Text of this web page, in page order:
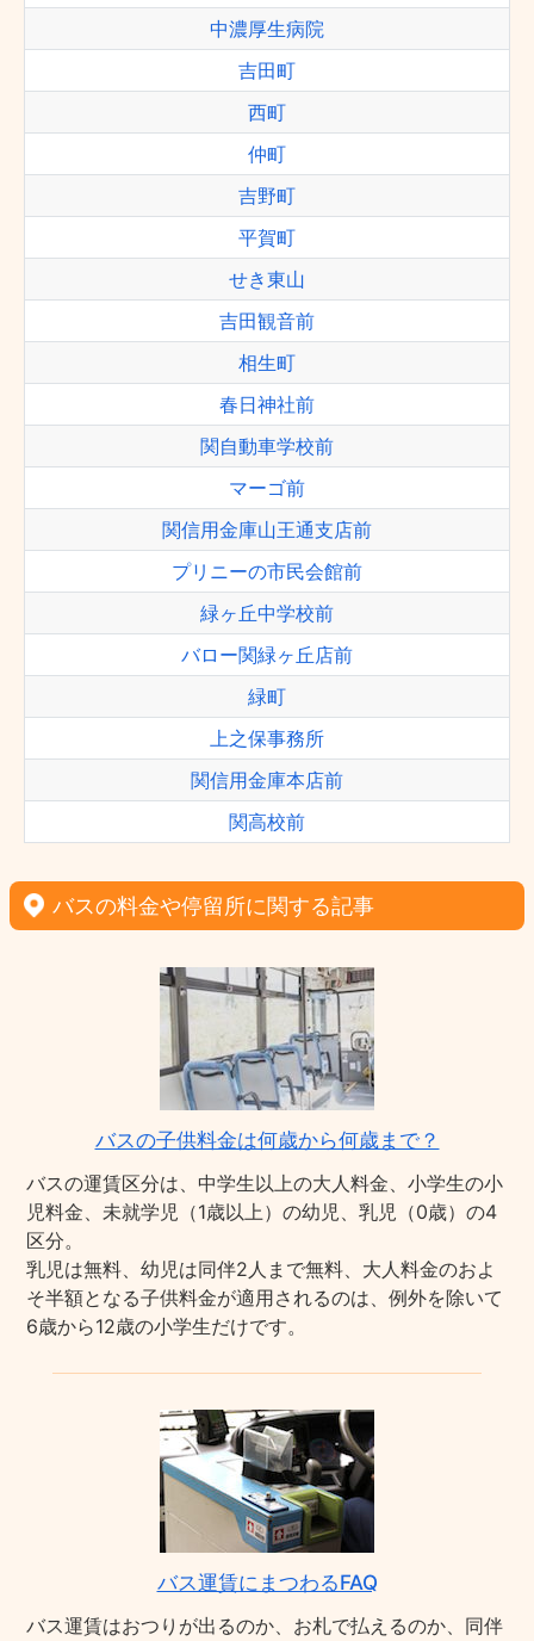
中濃厚生病院
吉田町
西町
仲町
吉野町
平賀町
せき東山
吉田観音前
相生町
春日神社前
関自動車学校前
マーゴ前
関信用金庫山王通支店前
プリニーの市民会館前
緑ヶ丘中学校前
バロー関緑ヶ丘店前
緑町
上之保事務所
関信用金庫本店前
関高校前
バスの料金や停留所に関する記事
バスの子供料金は何歳から何歳まで？
バスの運賃区分は、中学生以上の大人料金、小学生の小
児料金、未就学児（1歳以上）の幼児、乳児（0歳）の4
区分。
乳児は無料、幼児は同伴2人まで無料、大人料金のおよ
そ半額となる子供料金が適用されるのは、例外を除いて
6歳から12歳の小学生だけです。
バス運賃にまつわるFAQ
バス運賃はおつりが出るのか、お札で払えるのか、同伴